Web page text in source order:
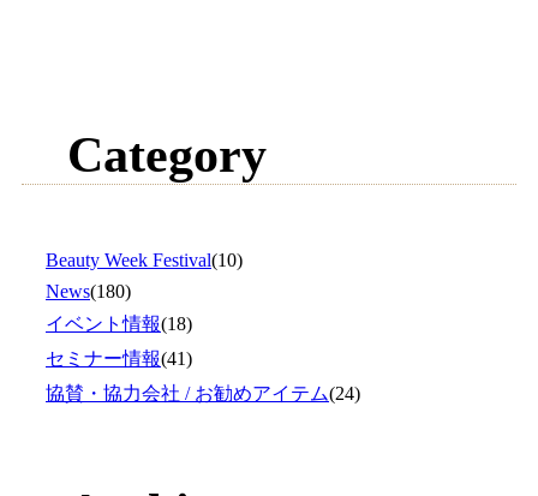
Category
Beauty Week Festival(10)
News(180)
イベント情報(18)
セミナー情報(41)
協賛・協力会社 / お勧めアイテム(24)